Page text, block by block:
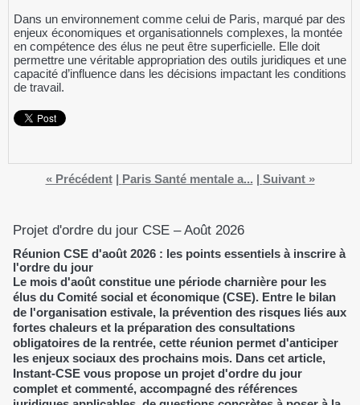
Dans un environnement comme celui de Paris, marqué par des
enjeux économiques et organisationnels complexes, la montée
en compétence des élus ne peut être superficielle. Elle doit
permettre une véritable appropriation des outils juridiques et une
capacité d’influence dans les décisions impactant les conditions
de travail.
« Précédent | Paris Santé mentale a... | Suivant »
Projet d'ordre du jour CSE – Août 2026
Réunion CSE d'août 2026 : les points essentiels à inscrire à
l'ordre du jour
Le mois d'août constitue une période charnière pour les
élus du Comité social et économique (CSE). Entre le bilan
de l'organisation estivale, la prévention des risques liés aux
fortes chaleurs et la préparation des consultations
obligatoires de la rentrée, cette réunion permet d'anticiper
les enjeux sociaux des prochains mois. Dans cet article,
Instant-CSE vous propose un projet d'ordre du jour
complet et commenté, accompagné des références